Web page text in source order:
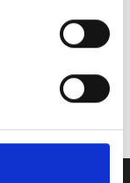
B160 (50
aan